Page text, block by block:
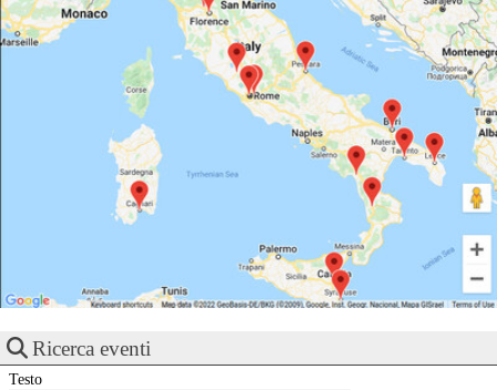
Ricerca eventi
Testo